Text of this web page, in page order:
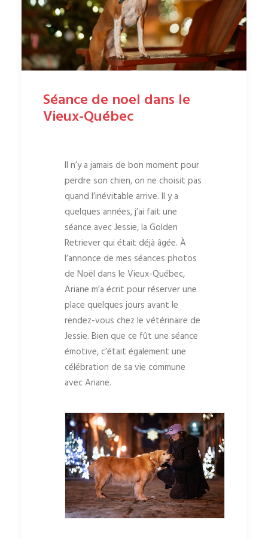
Séance de noel dans le
Vieux-Québec
Il n’y a jamais de bon moment pour
perdre son chien, on ne choisit pas
quand l’inévitable arrive. Il y a
quelques années, j’ai fait une
séance avec Jessie, la Golden
Retriever qui était déjà âgée. À
l’annonce de mes séances photos
de Noël dans le Vieux-Québec,
Ariane m’a écrit pour réserver une
place quelques jours avant le
rendez-vous chez le vétérinaire de
Jessie. Bien que ce fût une séance
émotive, c’était également une
célébration de sa vie commune
avec Ariane.